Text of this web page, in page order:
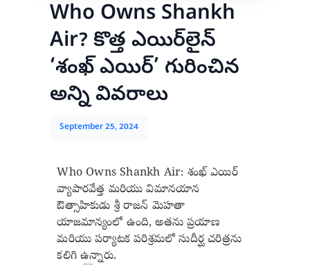
Who Owns Shankh
Air? కొత్త ఎయిర్‌లైన్
‘శంఖ్ ఎయిర్’ గురించిన
అన్ని వివరాలు
September 25, 2024
Who Owns Shankh Air: శంఖ్ ఎయిర్
వ్యాపారవేత్త మరియు విమానయాన
ఔత్సాహికుడు శ్రీ రాజన్ మెహతా
యాజమాన్యంలో ఉంది, అతను ప్రయాణ
మరియు పర్యాటక పరిశ్రమలో సుదీర్ఘ చరిత్రను
కలిగి ఉన్నారు.